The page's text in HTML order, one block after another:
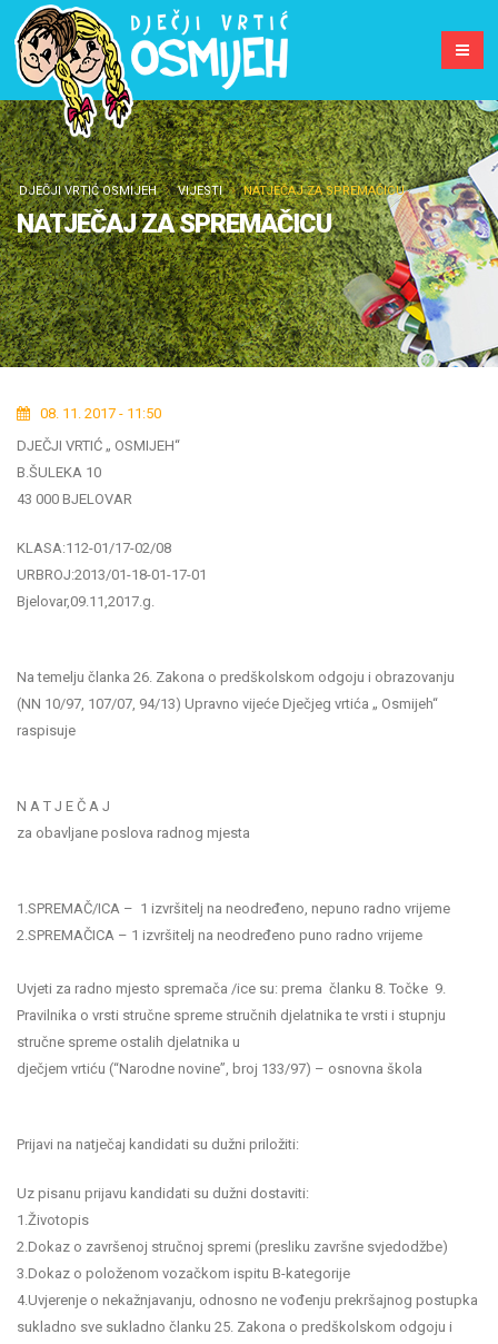
DJEČJI VRTIĆ OSMIJEH VIJESTI NATJEČAJ ZA SPREMAČICU
NATJEČAJ ZA SPREMAČICU
08. 11. 2017 - 11:50
DJEČJI VRTIĆ „ OSMIJEH“
B.ŠULEKA 10
43 000 BJELOVAR
KLASA:112-01/17-02/08
URBROJ:2013/01-18-01-17-01
Bjelovar,09.11,2017.g.
Na temelju članka 26. Zakona o predškolskom odgoju i obrazovanju
(NN 10/97, 107/07, 94/13) Upravno vijeće Dječjeg vrtića „ Osmijeh“
raspisuje
N A T J E Č A J
za obavljane poslova radnog mjesta
1.SPREMAČ/ICA – 1 izvršitelj na neodređeno, nepuno radno vrijeme
2.SPREMAČICA – 1 izvršitelj na neodređeno puno radno vrijeme
Uvjeti za radno mjesto spremača /ice su: prema članku 8. Točke 9.
Pravilnika o vrsti stručne spreme stručnih djelatnika te vrsti i stupnju
stručne spreme ostalih djelatnika u
dječjem vrtiću (“Narodne novine”, broj 133/97) – osnovna škola
Prijavi na natječaj kandidati su dužni priložiti:
Uz pisanu prijavu kandidati su dužni dostaviti:
1.Životopis
2.Dokaz o završenoj stručnoj spremi (presliku završne svjedodžbe)
3.Dokaz o položenom vozačkom ispitu B-kategorije
4.Uvjerenje o nekažnjavanju, odnosno ne vođenju prekršajnog postupka
sukladno sve sukladno članku 25. Zakona o predškolskom odgoju i